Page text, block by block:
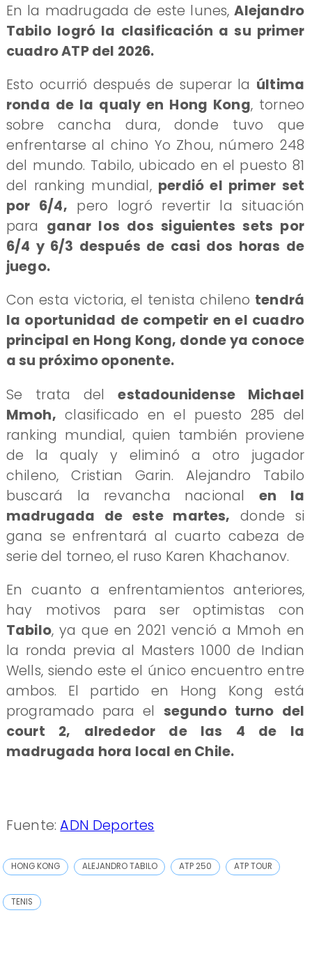
En la madrugada de este lunes,Alejandro
Tabilo logró la clasificación a su primer
cuadro ATP del 2026.
Esto ocurrió después de superar la última
ronda de la qualy en Hong Kong, torneo
sobre cancha dura, donde tuvo que
enfrentarse al chino Yo Zhou, número 248
del mundo. Tabilo, ubicado en el puesto 81
del ranking mundial, perdió el primer set
por 6/4, pero logró revertir la situación
para ganar los dos siguientes sets por
6/4 y 6/3 después de casi dos horas de
juego.
Con esta victoria, el tenista chileno tendrá
la oportunidad de competir en el cuadro
principal en Hong Kong, donde ya conoce
a su próximo oponente.
Se trata delestadounidense Michael
Mmoh, clasificado en el puesto 285 del
ranking mundial, quien también proviene
de la qualy y eliminó a otro jugador
chileno, Cristian Garin. Alejandro Tabilo
buscará la revancha nacional en la
madrugada de este martes, donde si
gana se enfrentará al cuarto cabeza de
serie del torneo, el ruso Karen Khachanov.
En cuanto a enfrentamientos anteriores,
hay motivos para ser optimistas con
Tabilo, ya que en 2021 venció a Mmoh en
la ronda previa al Masters 1000 de Indian
Wells, siendo este el único encuentro entre
ambos. El partido en Hong Kong está
programado para el segundo turno del
court 2, alrededor de las 4 de la
madrugada hora local en Chile.
Fuente:ADN Deportes
HONG KONG ALEJANDRO TABILO ATP 250 ATP TOUR
TENIS